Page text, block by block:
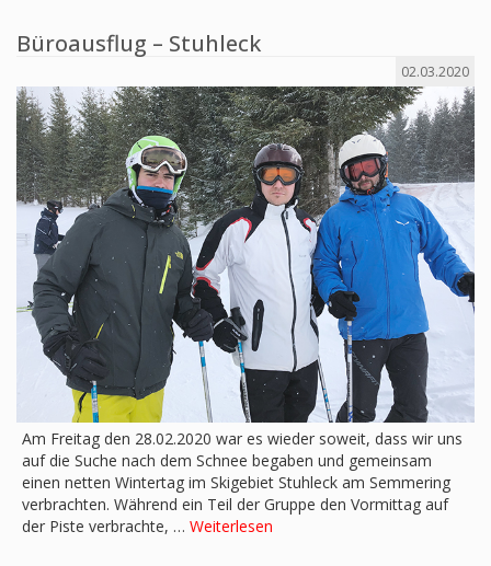
Büroausflug – Stuhleck
02.03.2020
Am Freitag den 28.02.2020 war es wieder soweit, dass wir uns
auf die Suche nach dem Schnee begaben und gemeinsam
einen netten Wintertag im Skigebiet Stuhleck am Semmering
verbrachten. Während ein Teil der Gruppe den Vormittag auf
der Piste verbrachte, … Weiterlesen